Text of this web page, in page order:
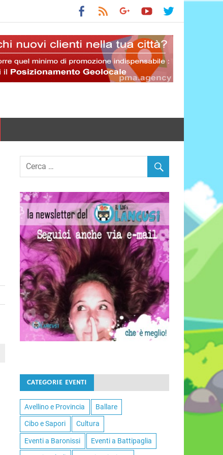
CATEGORIE EVENTI
Avellino e Provincia Ballare
Cibo e Sapori Cultura
Eventi a Baronissi Eventi a Battipaglia